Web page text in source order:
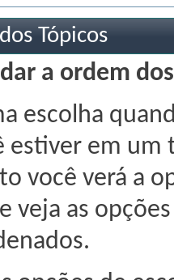
Tópicos
a ordem
escolha
estiver em um
você verá a
veja as